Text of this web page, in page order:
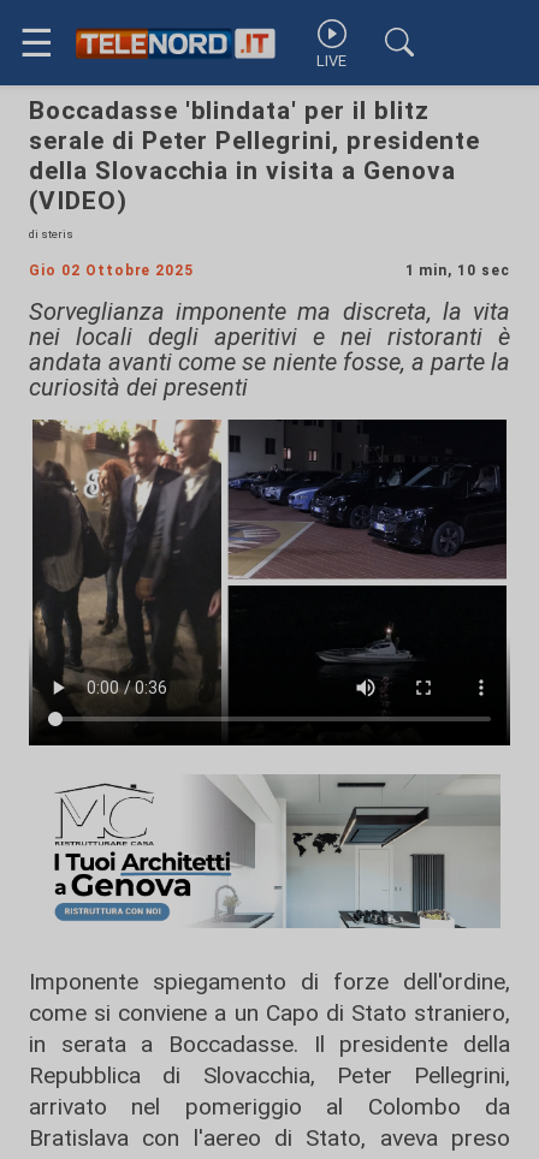
☰ LIVE
Boccadasse 'blindata' per il blitz
serale di Peter Pellegrini, presidente
della Slovacchia in visita a Genova
(VIDEO)
di steris
Gio 02 Ottobre 2025 1 min, 10 sec
Sorveglianza imponente ma discreta, la vita
nei locali degli aperitivi e nei ristoranti è
andata avanti come se niente fosse, a parte la
curiosità dei presenti
Imponente spiegamento di forze dell'ordine,
come si conviene a un Capo di Stato straniero,
in serata a Boccadasse. Il presidente della
Repubblica di Slovacchia, Peter Pellegrini,
arrivato nel pomeriggio al Colombo da
Bratislava con l'aereo di Stato, aveva preso